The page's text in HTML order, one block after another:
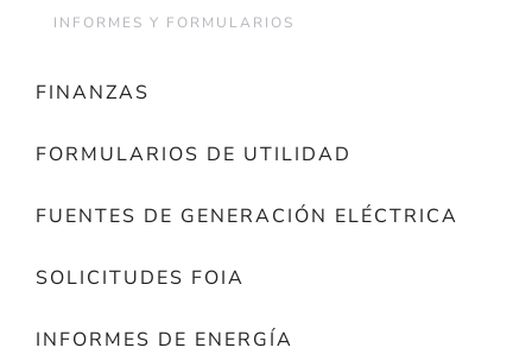
INFORMES Y FORMULARIOS
FINANZAS
FORMULARIOS DE UTILIDAD
FUENTES DE GENERACIÓN ELÉCTRICA
SOLICITUDES FOIA
INFORMES DE ENERGÍA